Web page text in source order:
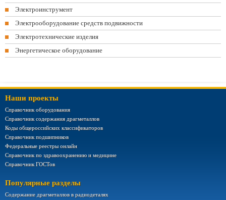
Электроинструмент
Электрооборудование средств подвижности
Электротехнические изделия
Энергетическое оборудование
Наши проекты
Справочник оборудования
Справочник содержания драгметаллов
Коды общероссийских классификаторов
Справочник подшипников
Федеральные реестры онлайн
Справочник по здравоохранению и медицине
Справочник ГОСТов
Популярные разделы
Содержание драгметаллов в радиодеталях